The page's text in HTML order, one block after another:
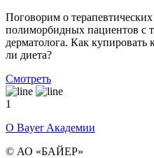
Поговорим о
полиморбидных пациентов с
дерматолога. Как
ли диета?
Смотреть
1
О Bayer Академии
© АО «БАЙЕР»